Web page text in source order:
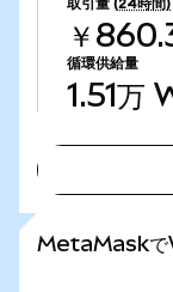
取引量 (24時間)
￥
循環供給量
1.51万
MetaMaskで